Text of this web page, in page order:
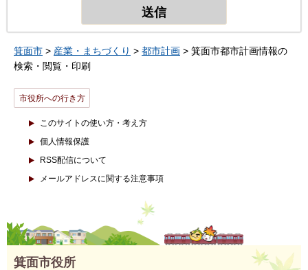
箕面市 > 産業・まちづくり > 都市計画 > 箕面市都市計画情報の
検索・閲覧・印刷
市役所への行き方
このサイトの使い方・考え方
個人情報保護
RSS配信について
メールアドレスに関する注意事項
箕面市役所